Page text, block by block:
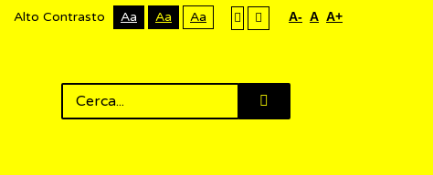
Alto Contrasto Aa Aa Aa A- A A+